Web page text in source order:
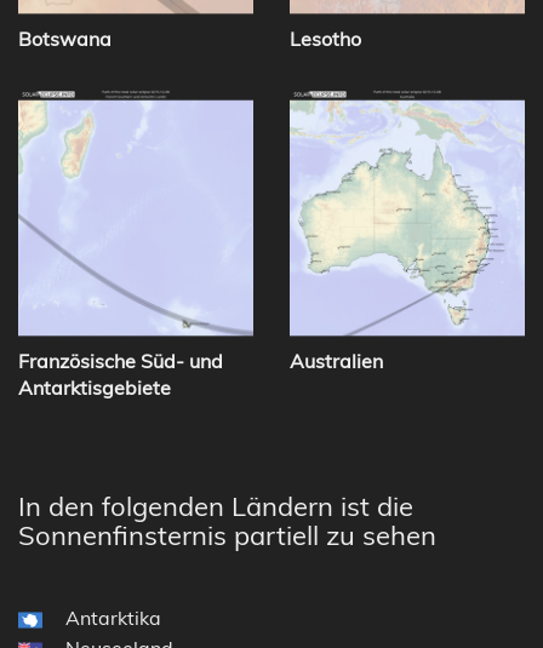
Botswana Lesotho
Französische Süd- und
Antarktisgebiete
Australien
In den folgenden Ländern ist die
Sonnenfinsternis partiell zu sehen
Antarktika